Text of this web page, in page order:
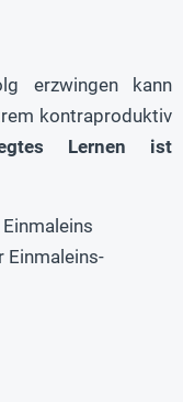
erzwingen kann
kontraproduktiv
Lernen ist
Einmaleins
Einmaleins-